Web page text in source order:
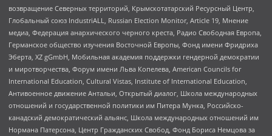
возвращение Северных территорий, Крымскотатарский Ресурсный Центр,
Глобальный союз IndustriALL, Russian Election Monitor, Article 19, Мнение
медиа, Федерация анархического черного креста, Радио Свободная Европа,
Германское общество изучения Восточной Европы, Фонд имени Фридриха
Эберта, XZ gGmbH, Мобильная академия поддержки гендерной демократии
и миротворчества, Форум имени Льва Копелева, American Councils for
International Education, Cultural Vistas, Institute of International Education,
Антивоенное движение Антальи, Открытый диалог, Школа международных
отношений и государственной политики им Питера Мунка, Российско-
канадский демократический альянс, Школа международных отношений им
Нормана Патерсона, Центр Гражданских Свобод, Фонд Бориса Немцова за